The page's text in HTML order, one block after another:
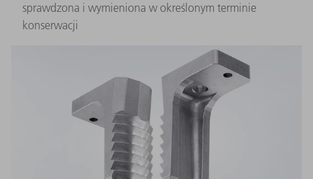
sprawdzona i wymieniona w określonym terminie
konserwacji